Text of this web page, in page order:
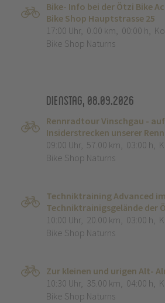
Bike- Info bei der Ötzi Bike
Bike Shop Hauptstrasse 25
17:00 Uhr, 0.00 km, 00:00 h,
Bike Shop Naturns
Dienstag, 08.09.2026
Rennradtour Vinschgau -
Insiderstrecken unserer
09:00 Uhr, 57.00 km, 03:00 h,
Bike Shop Naturns
Techniktraining Advanced im
Techniktrainigsgelände der
10:00 Uhr, 20.00 km, 03:00 h,
Bike Shop Naturns
Zur kleinen und urigen Alt-
10:30 Uhr, 35.00 km, 04:00 h,
Bike Shop Naturns